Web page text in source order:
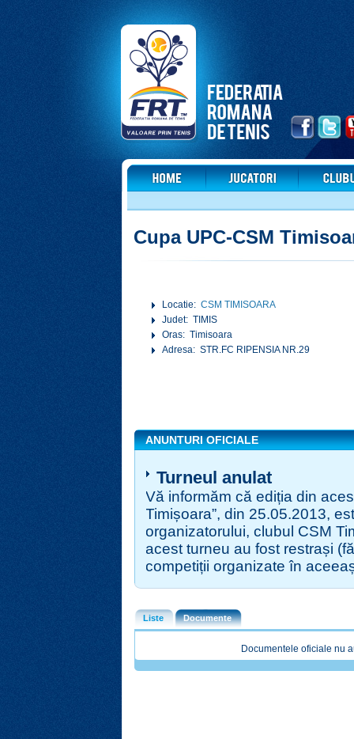
Cupa UPC-CSM
Locatie:CSM TIMISOARA
Judet: TIMIS
Oras: Timisoara
Adresa: STR.FC RIPENSIA NR.29
ANUNTURI OFICIALE
Turneul anulat
Vă informăm că ediția din
Timișoara”, din 25.05.2013,
organizatorului, clubul CSM
acest turneu au fost restrași
competiții organizate în
Liste Documente
Documentele oficiale nu